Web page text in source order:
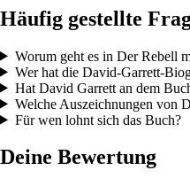
Häufig gestellte
Worum geht es in Der Rebell
Wer hat die David-Garrett-
Hat David Garrett an dem
Welche Auszeichnungen von
Für wen lohnt sich das Buch?
Deine Bewertung